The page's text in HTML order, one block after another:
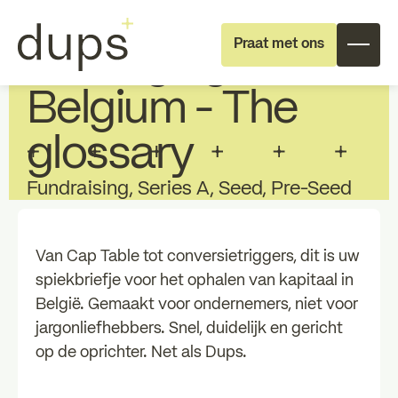
Over dups Team
Jobs
Praat met ons
GUIDES
Raising right in
Belgium - The
glossary
Fundraising, Series A, Seed, Pre-Seed
Van Cap Table tot conversietriggers, dit is uw
spiekbriefje voor het ophalen van kapitaal in
België. Gemaakt voor ondernemers, niet voor
jargonliefhebbers. Snel, duidelijk en gericht
op de oprichter. Net als Dups.